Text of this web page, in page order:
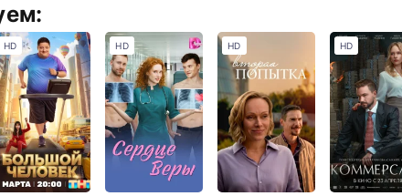
HD HD HD HD